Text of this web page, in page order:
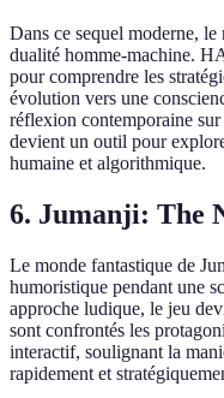
Dans ce sequel moderne,
dualité homme-machine.
pour comprendre les
évolution vers une
réflexion contemporaine
devient un outil pour
humaine et algorithmique.
6. Jumanji: The
Le monde fantastique de
humoristique pendant une
approche ludique, le jeu
sont confrontés les
interactif, soulignant la
rapidement et